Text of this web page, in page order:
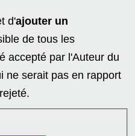
d'ajouter un
de tous les
accepté par l'Auteur du
ne serait pas en rapport